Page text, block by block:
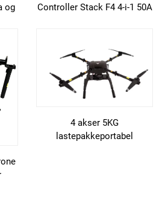
og
Controller Stack F4 4-i-1 50A
4 akser 5KG
lastepakkeportabel